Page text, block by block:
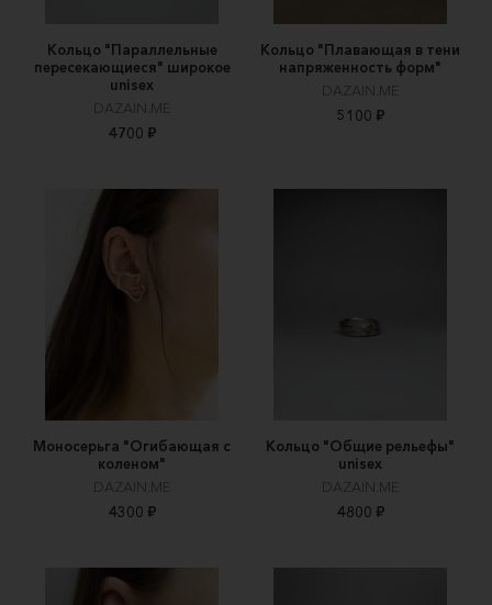
Кольцо "Параллельные
пересекающиеся" широкое
unisex
DAZAIN.ME
4700 ₽
Кольцо "Плавающая в тени
напряженность форм"
DAZAIN.ME
5100 ₽
Моносерьга "Огибающая с
коленом"
DAZAIN.ME
4300 ₽
Кольцо "Общие рельефы"
unisex
DAZAIN.ME
4800 ₽